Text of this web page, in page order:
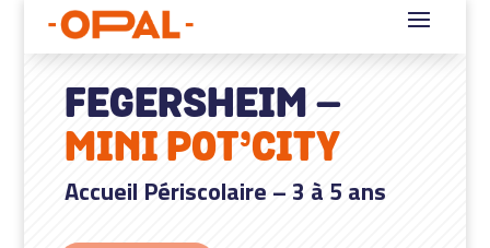
FEGERSHEIM –
MINI POT’CITY
Accueil Périscolaire – 3 à 5 ans